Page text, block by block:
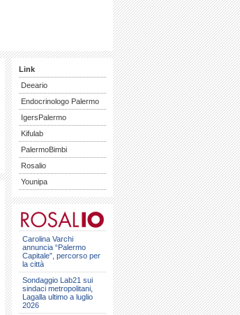
Link
Deeario
Endocrinologo Palermo
IgersPalermo
Kifulab
PalermoBimbi
Rosalio
Younipa
Carolina Varchi
annuncia “Palermo
Capitale”, percorso per
la città
Sondaggio Lab21 sui
sindaci metropolitani,
Lagalla ultimo a luglio
2026